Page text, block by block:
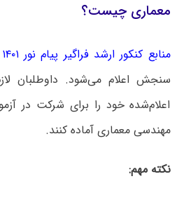
معماری چیست؟
منابع کنکور ارشد فراگیر پیام نور ۱۴۰۱
سنجش اعلام می‌شود. داوطلبان
اعلام‌شده خود را برای شرکت در
مهندسی معماری آماده کنند.
نکته مهم: